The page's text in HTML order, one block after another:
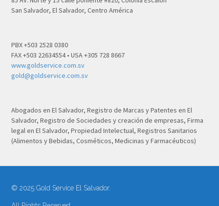
San Salvador, El Salvador, Centro América
PBX +503 2528 0380
FAX +503 22634554 • USA +305 728 8667
www.goldservice.com.sv
gold@goldservice.com.sv
Abogados en El Salvador, Registro de Marcas y Patentes en El
Salvador, Registro de Sociedades y creación de empresas, Firma
legal en El Salvador, Propiedad Intelectual, Registros Sanitarios
(Alimentos y Bebidas, Cosméticos, Medicinas y Farmacéuticos)
© 2025 Gold Service El Salvador.